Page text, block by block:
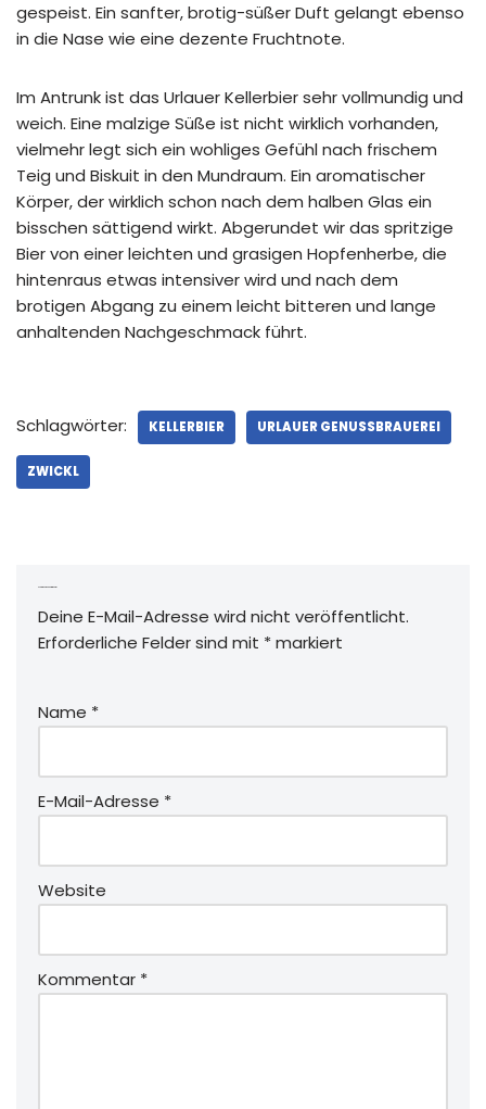
gespeist. Ein sanfter, brotig-süßer Duft gelangt ebenso
in die Nase wie eine dezente Fruchtnote.
Im Antrunk ist das Urlauer Kellerbier sehr vollmundig und
weich. Eine malzige Süße ist nicht wirklich vorhanden,
vielmehr legt sich ein wohliges Gefühl nach frischem
Teig und Biskuit in den Mundraum. Ein aromatischer
Körper, der wirklich schon nach dem halben Glas ein
bisschen sättigend wirkt. Abgerundet wir das spritzige
Bier von einer leichten und grasigen Hopfenherbe, die
hintenraus etwas intensiver wird und nach dem
brotigen Abgang zu einem leicht bitteren und lange
anhaltenden Nachgeschmack führt.
Schlagwörter: KELLERBIER URLAUER GENUSSBRAUEREI
ZWICKL
Deine E-Mail-Adresse wird nicht veröffentlicht.
Erforderliche Felder sind mit *markiert
Name *
E-Mail-Adresse *
Website
Kommentar *